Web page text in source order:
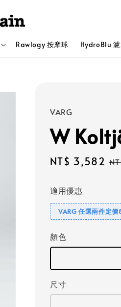
Rawlogy 按摩球 HydroBlu
VARG
W
Sale
NT$ 3,582
適用優惠
VARG 任選兩件定
顏色
尺寸